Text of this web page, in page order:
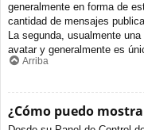
generalmente en forma de
cantidad de mensajes
La segunda, usualmente
avatar y generalmente es
Arriba
¿Cómo puedo